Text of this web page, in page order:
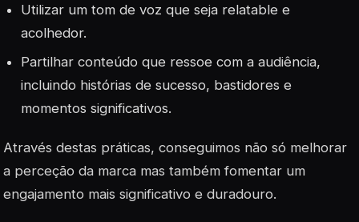
Utilizar um tom de voz que seja relatable e
acolhedor.
Partilhar conteúdo que ressoe com a audiência,
incluindo histórias de sucesso, bastidores e
momentos significativos.
Através destas práticas, conseguimos não só melhorar
a perceção da marca mas também fomentar um
engajamento mais significativo e duradouro.